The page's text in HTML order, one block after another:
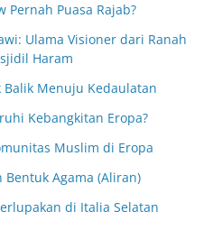
Pernah Puasa Rajab?
Ulama Visioner dari Ranah
Haram
Menuju Kedaulatan
Kebangkitan Eropa?
Muslim di Eropa
Bentuk Agama (Aliran)
di Italia Selatan